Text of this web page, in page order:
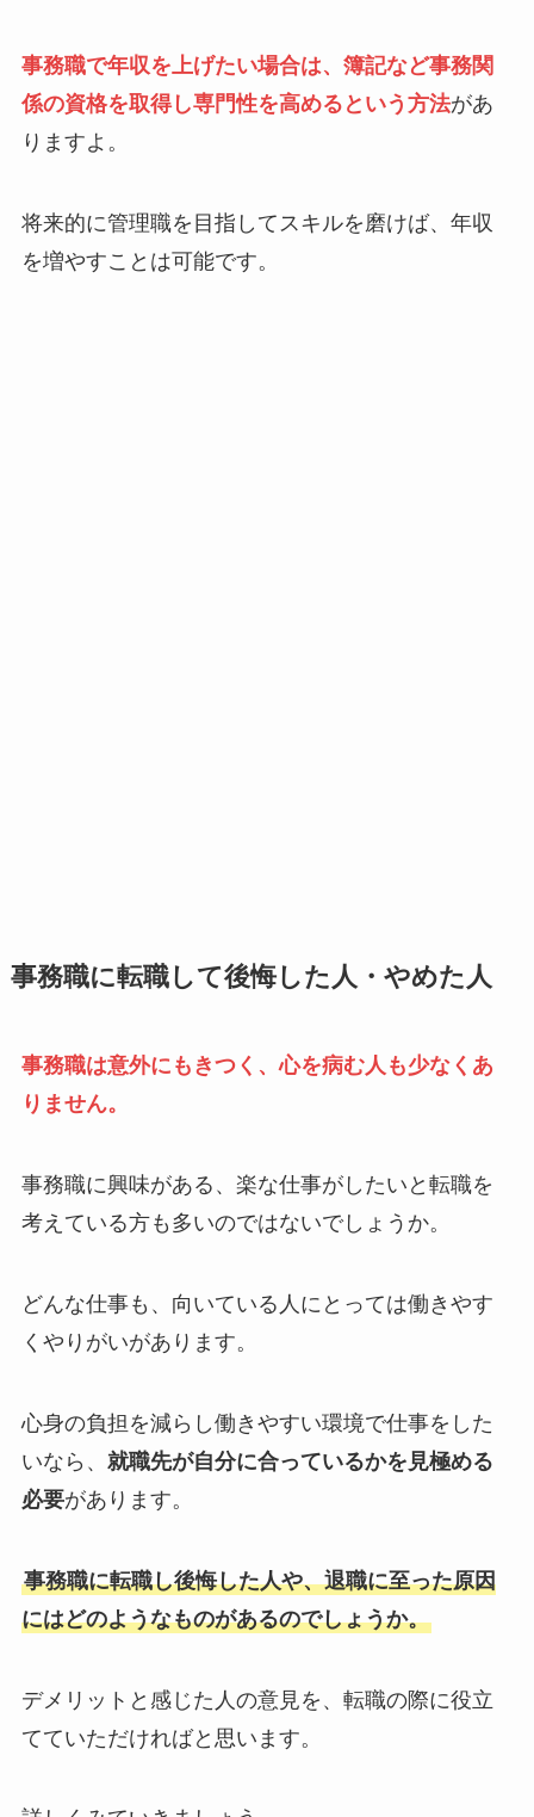
事務職で年収を上げたい場合は、簿記など事務関
係の資格を取得し専門性を高めるという方法があ
りますよ。
将来的に管理職を目指してスキルを磨けば、年収
を増やすことは可能です。
事務職に転職して後悔した人・やめた人
事務職は意外にもきつく、心を病む人も少なくあ
りません。
事務職に興味がある、楽な仕事がしたいと転職を
考えている方も多いのではないでしょうか。
どんな仕事も、向いている人にとっては働きやす
くやりがいがあります。
心身の負担を減らし働きやすい環境で仕事をした
いなら、 就職先が自分に合っているかを見極める
必要があります。
事務職に転職し後悔した人や、退職に至った原因
にはどのようなものがあるのでしょうか。
デメリットと感じた人の意見を、転職の際に役立
てていただければと思います。